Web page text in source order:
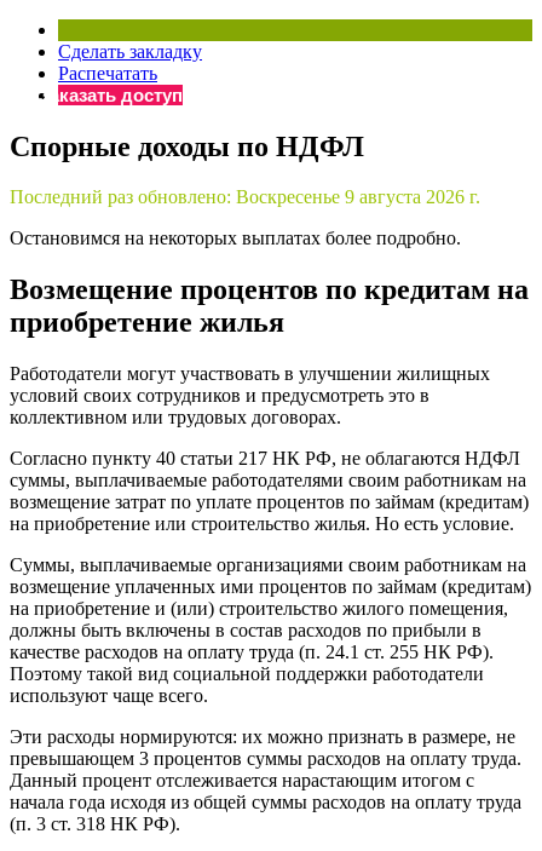
Сделать закладку
Распечатать
Заказать доступ
Спорные доходы по НДФЛ
Последний раз обновлено: Воскресенье 9 августа 2026 г.
Остановимся на некоторых выплатах более подробно.
Возмещение процентов по кредитам на
приобретение жилья
Работодатели могут участвовать в улучшении жилищных
условий своих сотрудников и предусмотреть это в
коллективном или трудовых договорах.
Согласно пункту 40 статьи 217 НК РФ, не облагаются НДФЛ
суммы, выплачиваемые работодателями своим работникам на
возмещение затрат по уплате процентов по займам (кредитам)
на приобретение или строительство жилья. Но есть условие.
Суммы, выплачиваемые организациями своим работникам на
возмещение уплаченных ими процентов по займам (кредитам)
на приобретение и (или) строительство жилого помещения,
должны быть включены в состав расходов по прибыли в
качестве расходов на оплату труда (п. 24.1 ст. 255 НК РФ).
Поэтому такой вид социальной поддержки работодатели
используют чаще всего.
Эти расходы нормируются: их можно признать в размере, не
превышающем 3 процентов суммы расходов на оплату труда.
Данный процент отслеживается нарастающим итогом с
начала года исходя из общей суммы расходов на оплату труда
(п. 3 ст. 318 НК РФ).